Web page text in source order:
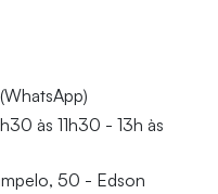
(WhatsApp)
às 11h30 - 13h às
50 - Edson